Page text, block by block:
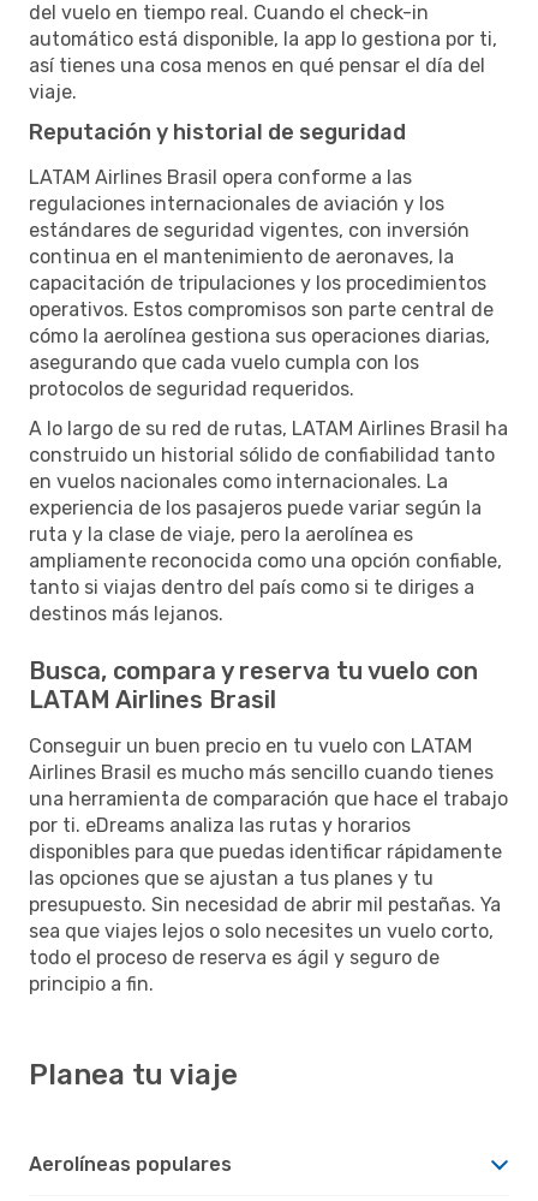
del vuelo en tiempo real. Cuando el check-in
automático está disponible, la app lo gestiona por ti,
así tienes una cosa menos en qué pensar el día del
viaje.
Reputación y historial de seguridad
LATAM Airlines Brasil opera conforme a las
regulaciones internacionales de aviación y los
estándares de seguridad vigentes, con inversión
continua en el mantenimiento de aeronaves, la
capacitación de tripulaciones y los procedimientos
operativos. Estos compromisos son parte central de
cómo la aerolínea gestiona sus operaciones diarias,
asegurando que cada vuelo cumpla con los
protocolos de seguridad requeridos.
A lo largo de su red de rutas, LATAM Airlines Brasil ha
construido un historial sólido de confiabilidad tanto
en vuelos nacionales como internacionales. La
experiencia de los pasajeros puede variar según la
ruta y la clase de viaje, pero la aerolínea es
ampliamente reconocida como una opción confiable,
tanto si viajas dentro del país como si te diriges a
destinos más lejanos.
Busca, compara y reserva tu vuelo con
LATAM Airlines Brasil
Conseguir un buen precio en tu vuelo con LATAM
Airlines Brasil es mucho más sencillo cuando tienes
una herramienta de comparación que hace el trabajo
por ti. eDreams analiza las rutas y horarios
disponibles para que puedas identificar rápidamente
las opciones que se ajustan a tus planes y tu
presupuesto. Sin necesidad de abrir mil pestañas. Ya
sea que viajes lejos o solo necesites un vuelo corto,
todo el proceso de reserva es ágil y seguro de
principio a fin.
Planea tu viaje
Aerolíneas populares